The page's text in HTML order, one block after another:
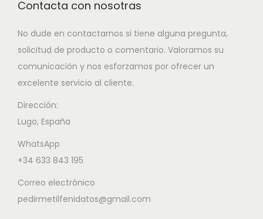
Contacta con nosotras
No dude en contactarnos si tiene alguna pregunta,
solicitud de producto o comentario. Valoramos su
comunicación y nos esforzamos por ofrecer un
excelente servicio al cliente.
Dirección:
Lugo, España
WhatsApp
+34 633 843 195
Correo electrónico
pedirmetilfenidatos@gmail.com